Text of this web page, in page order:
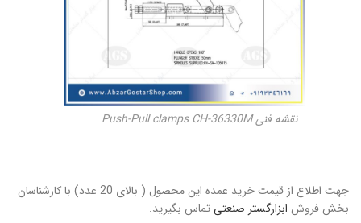
نقشه فنی Push-Pull clamps CH-36330M
جهت اطلاع از قیمت خرید عمده این محصول ( بالای 20 عدد) با کارشناسان
بخش فروش ابزارگستر صنعتیتماس بگیرید.